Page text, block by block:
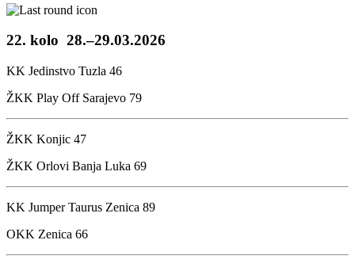
22. kolo 28.–29.03.2026
KK Jedinstvo Tuzla 46
ŽKK Play Off Sarajevo 79
ŽKK Konjic 47
ŽKK Orlovi Banja Luka 69
KK Jumper Taurus Zenica 89
OKK Zenica 66